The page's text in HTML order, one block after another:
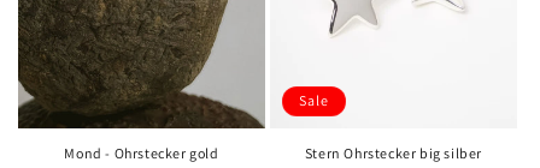
Mond - Ohrstecker gold
Sale
Stern Ohrstecker big silber